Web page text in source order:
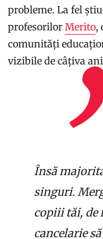
probleme. La fel
profesorilorMerito,
comunități
vizibile de câțiva
Însă
singuri.
copiii tăi, de
cancelarie